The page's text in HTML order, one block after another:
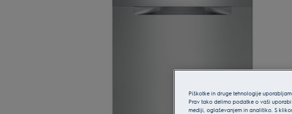
Piškotke in druge tehnologije
Prav tako delimo podatke o vaši
mediji, oglaševanjem in analitiko. S